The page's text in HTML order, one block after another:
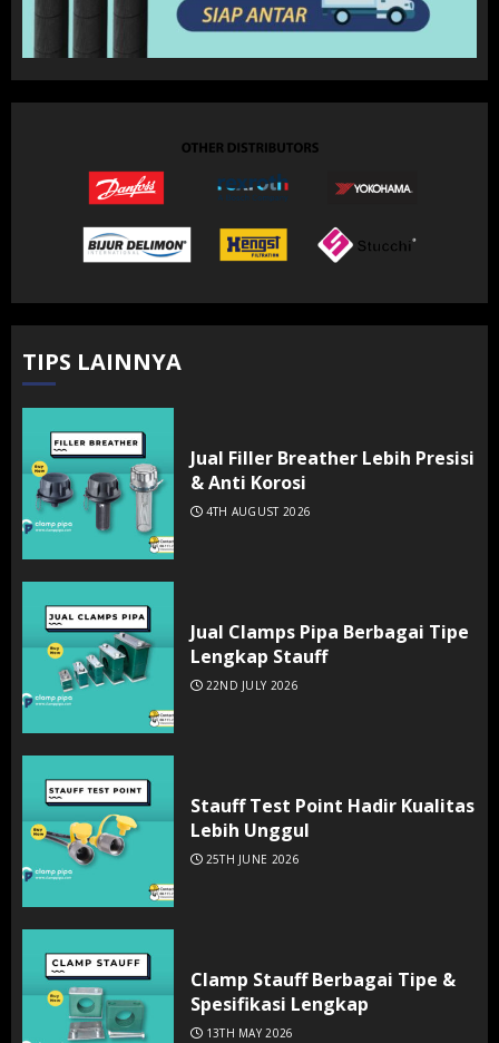
TIPS LAINNYA
Jual Filler Breather Lebih Presisi
& Anti Korosi
4TH AUGUST 2026
Jual Clamps Pipa Berbagai Tipe
Lengkap Stauff
22ND JULY 2026
Stauff Test Point Hadir Kualitas
Lebih Unggul
25TH JUNE 2026
Clamp Stauff Berbagai Tipe &
Spesifikasi Lengkap
13TH MAY 2026